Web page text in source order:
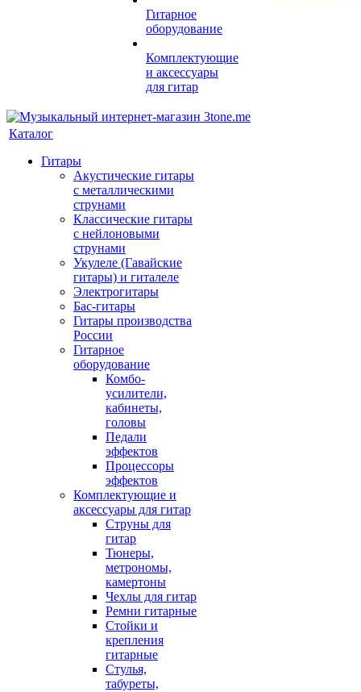
Гитарное
оборудование
Комплектующие
и аксессуары
для гитар
Каталог
Гитары
Акустические гитары
с металлическими
струнами
Классические гитары
с нейлоновыми
струнами
Укулеле (Гавайские
гитары) и гиталеле
Электрогитары
Бас-гитары
Гитары производства
России
Гитарное
оборудование
Комбо-
усилители,
кабинеты,
головы
Педали
эффектов
Процессоры
эффектов
Комплектующие и
аксессуары для гитар
Струны для
гитар
Тюнеры,
метрономы,
камертоны
Чехлы для гитар
Ремни гитарные
Стойки и
крепления
гитарные
Стулья,
табуреты,